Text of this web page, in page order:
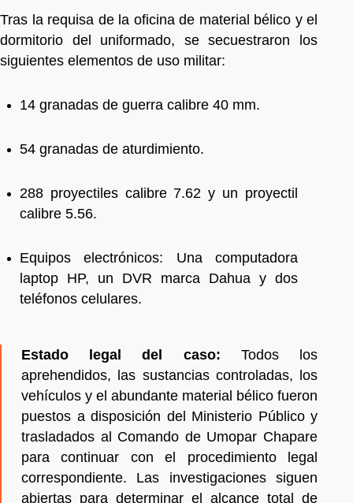
Tras la requisa de la oficina de material bélico y el
dormitorio del uniformado, se secuestraron los
siguientes elementos de uso militar:
14 granadas de guerra calibre 40 mm.
54 granadas de aturdimiento.
288 proyectiles calibre 7.62 y un proyectil
calibre 5.56.
Equipos electrónicos: Una computadora
laptop HP, un DVR marca Dahua y dos
teléfonos celulares.
Estado legal del caso: Todos los
aprehendidos, las sustancias controladas, los
vehículos y el abundante material bélico fueron
puestos a disposición del Ministerio Público y
trasladados al Comando de Umopar Chapare
para continuar con el procedimiento legal
correspondiente. Las investigaciones siguen
abiertas para determinar el alcance total de